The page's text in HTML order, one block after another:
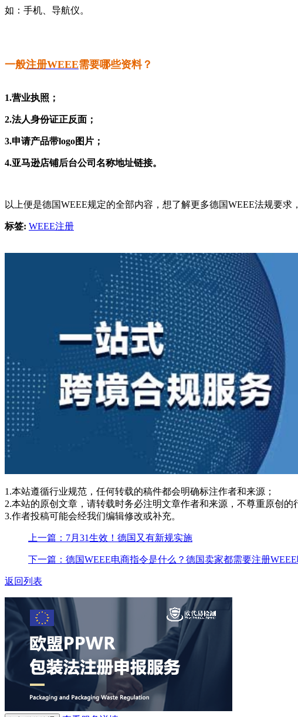
如：手机、导航仪。
一般注册WEEE需要哪些资料？
1.营业执照；
2.法人身份证正反面；
3.申请产品带logo图片；
4.亚马逊店铺后台公司名称地址链接。
以上便是德国WEEE规定的全部内容，想了解更多德国WEEE法规要求
标签: WEEE注册
1.本站遵循行业规范，任何转载的稿件都会明确标注作者和来源；
2.本站的原创文章，请转载时务必注明文章作者和来源，不尊重原创的
3.作者投稿可能会经我们编辑修改或补充。
上一篇：7月31生效！德国又有新规实施
下一篇：德国WEEE电商指令是什么？德国卖家都需要注册WEEE
返回列表